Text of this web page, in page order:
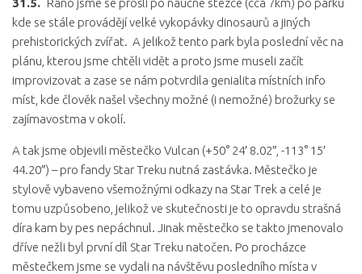
kde se stále provádějí velké vykopávky dinosaurů a jiných
prehistorických zvířat. A jelikož tento park byla poslední věc na
plánu, kterou jsme chtěli vidět a proto jsme museli začít
improvizovat a zase se nám potvrdila genialita místních info
míst, kde člověk našel všechny možné (i nemožné) brožurky se
zajímavostma v okolí.
A tak jsme objevili městečko Vulcan (+50° 24′ 8.02″, -113° 15′
44.20″) – pro fandy Star Treku nutná zastávka. Městečko je
stylově vybaveno všemožnými odkazy na Star Trek a celé je
tomu uzpůsobeno, jelikož ve skutečnosti je to opravdu strašná
díra kam by pes nepáchnul. Jinak městečko se takto jmenovalo
dříve nežli byl první díl Star Treku natočen. Po procházce
městečkem jsme se vydali na návštěvu posledního místa v